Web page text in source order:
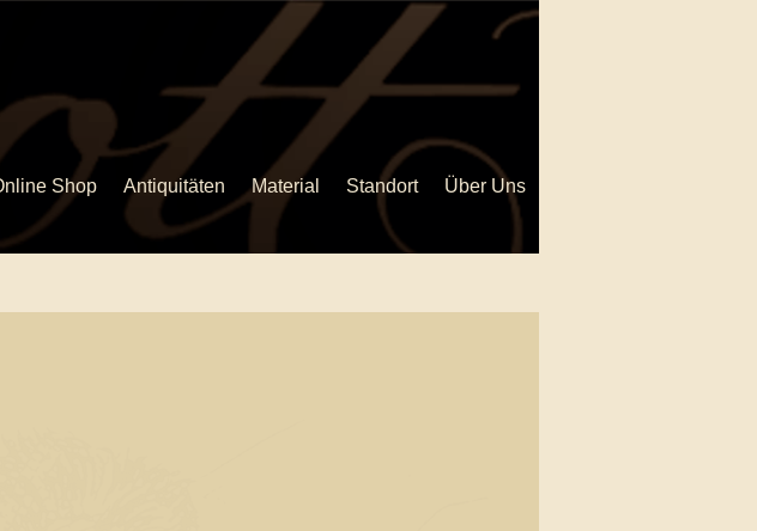
Shop Antiquitäten Material Standort Über Uns